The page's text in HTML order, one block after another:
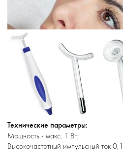
Технические параметры:
Мощность - макс. 1 Вт;
Высокочастотный импульсный ток